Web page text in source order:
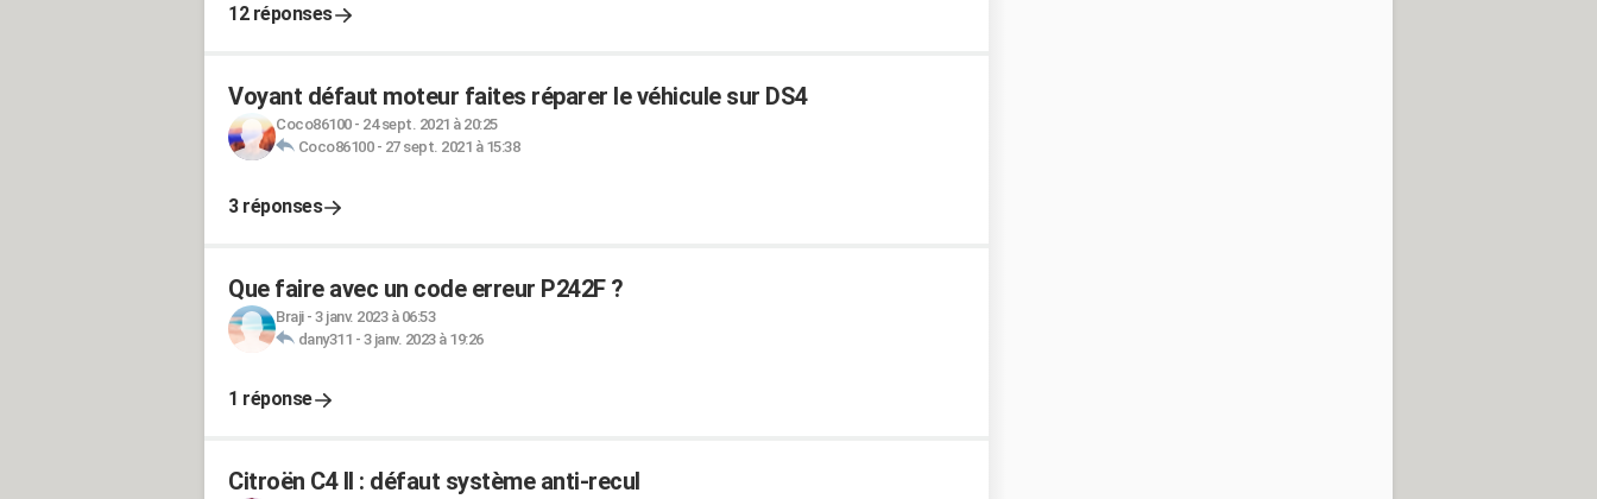
12 réponses
Voyant défaut moteur faites réparer le véhicule sur DS4
Coco86100- 24 sept. 2021 à 20:25
Coco86100- 27 sept. 2021 à 15:38
3 réponses
Que faire avec un code erreur P242F ?
Braji- 3 janv. 2023 à 06:53
dany311 - 3 janv. 2023 à 19:26
1 réponse
Citroën C4 II : défaut système anti-recul